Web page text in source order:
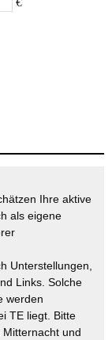
Ihre aktive
als eigene
Unterstellungen,
Links. Solche
werden
TE liegt. Bitte
und